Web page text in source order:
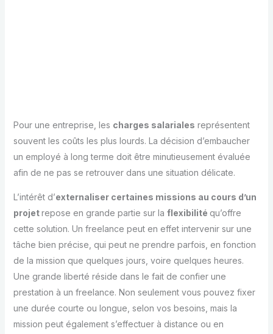
Pour une entreprise, les charges salariales représentent
souvent les coûts les plus lourds. La décision d’embaucher
un employé à long terme doit être minutieusement évaluée
afin de ne pas se retrouver dans une situation délicate.
L’intérêt d’externaliser certaines missions au cours d’un
projetrepose en grande partie sur la flexibilité qu’offre
cette solution. Un freelance peut en effet intervenir sur une
tâche bien précise, qui peut ne prendre parfois, en fonction
de la mission que quelques jours, voire quelques heures.
Une grande liberté réside dans le fait de confier une
prestation à un freelance. Non seulement vous pouvez fixer
une durée courte ou longue, selon vos besoins, mais la
mission peut également s’effectuer à distance ou en